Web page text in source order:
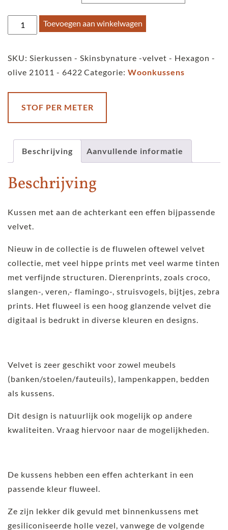
Sierkussen
-
-
velvet
-
Hexagon
-
aantal
Toevoegen aan winkelwagen
SKU: Sierkussen - Skinsbynature -velvet - Hexagon -
olive 21011 - 6422 Categorie: Woonkussens
STOF PER METER
Beschrijving Aanvullende informatie
Beschrijving
Kussen met aan de achterkant een effen bijpassende
velvet.
Nieuw in de collectie is de fluwelen oftewel velvet
collectie, met veel hippe prints met veel warme tinten
met verfijnde structuren. Dierenprints, zoals croco,
slangen-, veren,- flamingo-, struisvogels, bijtjes, zebra
prints. Het fluweel is een hoog glanzende velvet die
digitaal is bedrukt in diverse kleuren en designs.
Velvet is zeer geschikt voor zowel meubels
(banken/stoelen/fauteuils), lampenkappen, bedden
als kussens.
Dit design is natuurlijk ook mogelijk op andere
kwaliteiten. Vraag hiervoor naar de mogelijkheden.
De kussens hebben een effen achterkant in een
passende kleur fluweel.
Ze zijn lekker dik gevuld met binnenkussens met
gesiliconiseerde holle vezel, vanwege de volgende